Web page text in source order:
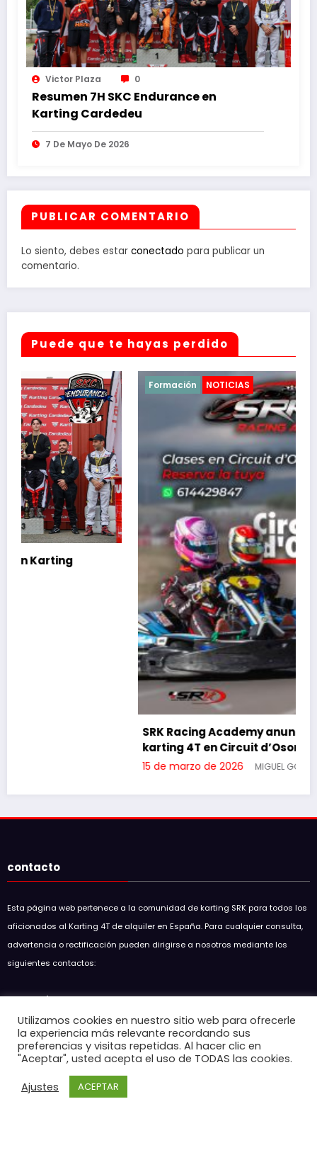
Victor Plaza 0
Resumen 7H SKC Endurance en
Karting Cardedeu
7 De Mayo De 2026
PUBLICAR COMENTARIO
Lo siento, debes estar conectado para publicar un
comentario.
Puede que te hayas perdido
Formación NOTICIAS
SRK Racing Academy anuncia clases de
karting 4T en Circuit d’Osona
MIGUEL GORJON
contacto
Esta página web pertenece a la comunidad de karting SRK para todos los
aficionados al Karting 4T de alquiler en España. Para cualquier consulta,
advertencia o rectificación pueden dirigirse a nosotros mediante los
siguientes contactos:
soulracingkart@hotmail.com
Entradas recientes
GP5 SKC 2026 EMPURIABRAVA
Utilizamos cookies en nuestro sitio web para ofrecerle
la experiencia más relevante recordando sus
preferencias y visitas repetidas. Al hacer clic en
"Aceptar", usted acepta el uso de TODAS las cookies.
Ajustes
ACEPTAR